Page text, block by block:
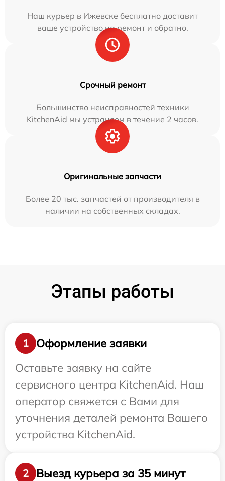
Наш курьер в Ижевске бесплатно доставит
ваше устройство на ремонт и обратно.
Срочный ремонт
Большинство неисправностей техники
KitchenAid мы устраняем в течение 2 часов.
Оригинальные запчасти
Более 20 тыс. запчастей от производителя в
наличии на собственных складах.
Этапы работы
1
Оформление заявки
Оставьте заявку на сайте
сервисного центра KitchenAid. Наш
оператор свяжется с Вами для
уточнения деталей ремонта Вашего
устройства KitchenAid.
2
Выезд курьера за 35 минут